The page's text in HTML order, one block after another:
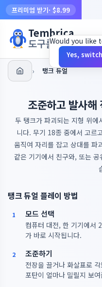
프리미엄 받기· $8.99
Tembrica
도구를 만듭니다
› 탱크 듀얼
조준하고 발사해
두 탱크가 파괴되는 지형 위에
니다. 무기 18종 중에서 고르
움직여 자리를 잡고 상대를 파
같은 기기에서 친구와, 또는
탱크 듀얼 플레이 방법
1 모드 선택
컴퓨터 대전, 한 기기에서
가 바로 시작됩니다.
2 조준하기
전장을 끌거나 화살표로
포탄이 얼마나 밀릴지 보
Would you like
Yes, switch